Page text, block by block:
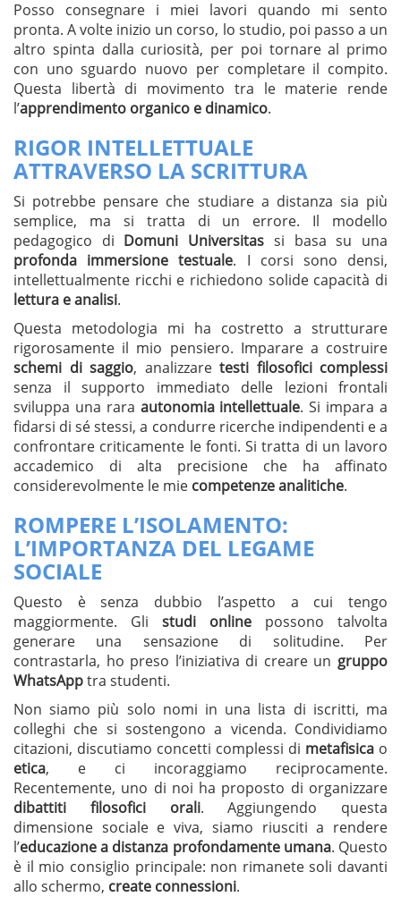
Posso consegnare i miei lavori quando mi sento
pronta. A volte inizio un corso, lo studio, poi passo a un
altro spinta dalla curiosità, per poi tornare al primo
con uno sguardo nuovo per completare il compito.
Questa libertà di movimento tra le materie rende
l’apprendimento organico e dinamico.
RIGOR INTELLETTUALE
ATTRAVERSO LA SCRITTURA
Si potrebbe pensare che studiare a distanza sia più
semplice, ma si tratta di un errore. Il modello
pedagogico di Domuni Universitas si basa su una
profonda immersione testuale. I corsi sono densi,
intellettualmente ricchi e richiedono solide capacità di
lettura e analisi.
Questa metodologia mi ha costretto a strutturare
rigorosamente il mio pensiero. Imparare a costruire
schemi di saggio, analizzare testi filosofici complessi
senza il supporto immediato delle lezioni frontali
sviluppa una rara autonomia intellettuale. Si impara a
fidarsi di sé stessi, a condurre ricerche indipendenti e a
confrontare criticamente le fonti. Si tratta di un lavoro
accademico di alta precisione che ha affinato
considerevolmente le mie competenze analitiche.
ROMPERE L’ISOLAMENTO:
L’IMPORTANZA DEL LEGAME
SOCIALE
Questo è senza dubbio l’aspetto a cui tengo
maggiormente. Gli studi online possono talvolta
generare una sensazione di solitudine. Per
contrastarla, ho preso l’iniziativa di creare un gruppo
WhatsApptra studenti.
Non siamo più solo nomi in una lista di iscritti, ma
colleghi che si sostengono a vicenda. Condividiamo
citazioni, discutiamo concetti complessi di metafisica o
etica, e ci incoraggiamo reciprocamente.
Recentemente, uno di noi ha proposto di organizzare
dibattiti filosofici orali. Aggiungendo questa
dimensione sociale e viva, siamo riusciti a rendere
l’educazione a distanza profondamente umana. Questo
è il mio consiglio principale: non rimanete soli davanti
allo schermo, create connessioni.